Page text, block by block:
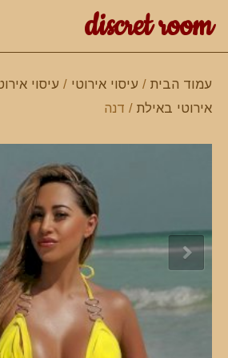
discret room
עמוד הבית / עיסוי אירוטי / עיסוי
אירוטי באילת / דנה